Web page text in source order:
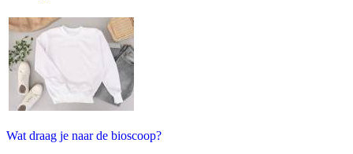
Wat draag je naar de bioscoop?